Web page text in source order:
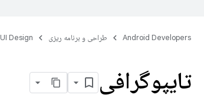
Android Developers طراحی و برنامه ریزی UI Design
تایپوگرافی